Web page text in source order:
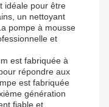
idéale pour être
un nettoyant
pompe à mousse
et
est fabriquée à
répondre aux
est fabriquée
génération
fiable et